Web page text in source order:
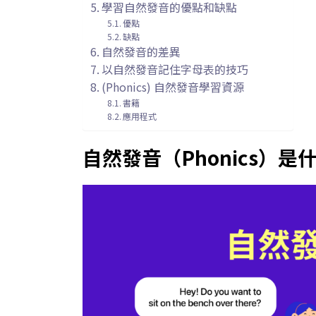
學習自然發音的優點和缺點
優點
缺點
自然發音的差異
以自然發音記住字母表的技巧
(Phonics) 自然發音學習資源
書籍
應用程式
自然發音（Phonics）是